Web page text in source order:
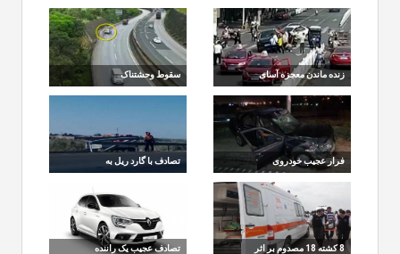
زنده ماندن معجزه آسای
اسکوترسوار ناشی پس
سقوط وحشتناک
خودروی سواری به
بزرگراه
فرار عجیب خودروی
وانت پراید پس از
تصادف از صحنه ی حادثه !
تصادف با گارد ریل به
8 کشته 18 مصدوم بر اثر تصادف عجیب یک راننده